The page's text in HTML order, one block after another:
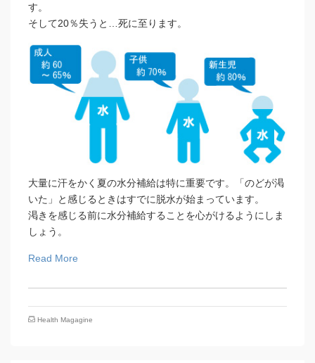
す。
そして20％失うと…死に至ります。
大量に汗をかく夏の水分補給は特に重要です。「のどが渇
いた」と感じるときはすでに脱水が始まっています。
渇きを感じる前に水分補給することを心がけるようにしま
しょう。
Read More
Health Magagine